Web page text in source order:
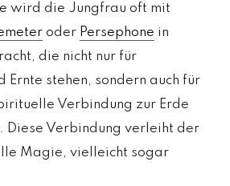
wird die Jungfrau oft mit
oder Persephone in
die nicht nur für
Ernte stehen, sondern auch für
Verbindung zur Erde
Diese Verbindung verleiht der
Magie, vielleicht sogar